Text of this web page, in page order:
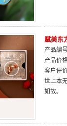
赋美东
产品编
产品价
客户评
世上本
如故。